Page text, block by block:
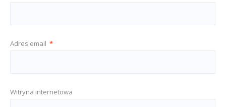
Adres email *
Witryna internetowa